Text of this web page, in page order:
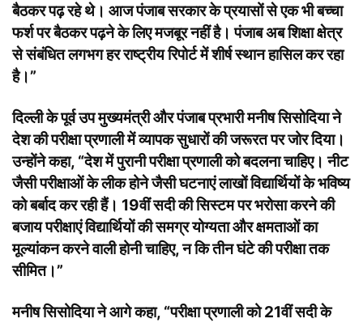
बैठकर पढ़ रहे थे। आज पंजाब सरकार के प्रयासों से एक भी बच्चा
फर्श पर बैठकर पढ़ने के लिए मजबूर नहीं है। पंजाब अब शिक्षा क्षेत्र
से संबंधित लगभग हर राष्ट्रीय रिपोर्ट में शीर्ष स्थान हासिल कर रहा
है।”
दिल्ली के पूर्व उप मुख्यमंत्री और पंजाब प्रभारी मनीष सिसोदिया ने
देश की परीक्षा प्रणाली में व्यापक सुधारों की जरूरत पर जोर दिया।
उन्होंने कहा, “देश में पुरानी परीक्षा प्रणाली को बदलना चाहिए। नीट
जैसी परीक्षाओं के लीक होने जैसी घटनाएं लाखों विद्यार्थियों के भविष्य
को बर्बाद कर रही हैं। 19वीं सदी की सिस्टम पर भरोसा करने की
बजाय परीक्षाएं विद्यार्थियों की समग्र योग्यता और क्षमताओं का
मूल्यांकन करने वाली होनी चाहिए, न कि तीन घंटे की परीक्षा तक
सीमित।”
मनीष सिसोदिया ने आगे कहा, “परीक्षा प्रणाली को 21वीं सदी के